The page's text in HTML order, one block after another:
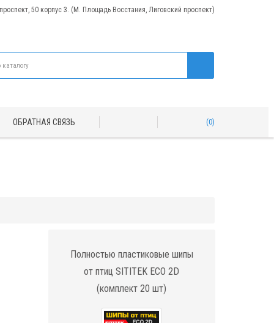
50 корпус 3. (М. Площадь Восстания, Лиговский проспект)
ОБРАТНАЯ СВЯЗЬ 0
Полностью пластиковые шипы
от птиц SITITEK ECO 2D
(комплект 20 шт)